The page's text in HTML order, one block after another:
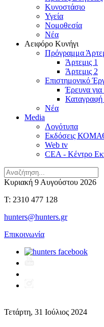
Κυνοστάσιο
Υγεία
Νομοθεσία
Νέα
Αειφόρο Κυνήγι
Πρόγραμμα
Άρτεμις 1
Άρτεμις 2
Επιστημονικό
Έρευνα για
Καταγραφή
Νέα
Media
Λογότυπα
Εκδόσεις
Web tv
CEA - Κέντρο
Κυριακή 9 Αυγούστου 2026
T: 2310 477 128
hunters@hunters.gr
Επικοινωνία
Τετάρτη, 31 Ιούλιος 2024